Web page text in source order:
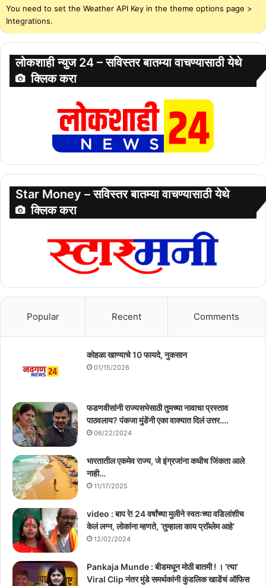
You need to set the Weather API Key in the theme options page >
Integrations.
लोकशाही न्युज 24 – सविस्तर बातम्या वाचण्यासाठी येथे
क्लिक करा
Star Money – सविस्तर बातम्या वाचण्यासाठी येथे
क्लिक करा
Popular Recent Comments
कोहळा खाण्याचे 10 फायदे, नुकसान
01/15/2026
फडणवीसांनी राज्यसभेसाठी तुमच्या नावाचा प्रस्ताव
पाठवलाय? पंकजा मुंडेंनी एका वाक्यात दिलं उत्तर….
06/22/2024
भारतातील एकमेव राज्य, जे इंग्रजांना कधीच जिंकता आले
नाही…
11/17/2025
video : बाप रे! 24 वर्षांच्या मुलीने स्वतःच्या वडिलांशीच
केलं लग्न, लोकांना म्हणते, ‘तुम्हाला काय प्राॅब्लेम आहे’
12/02/2024
Pankaja Munde : बीडमधून मोठी बातमी ! । ‘त्या’
Viral Clip नंतर मुंडे समर्थकांनी कुंडलिक खाडेंचं ऑफिस